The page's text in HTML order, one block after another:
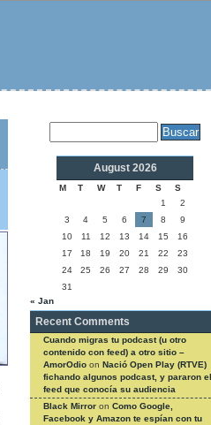
August 2026
M T W T F S
S
1
2
3
4 5 6 7 8
9
10
11 12 13 14 15
16
17
18 19 20 21 22
23
24
25 26 27 28 29
30
31
« Jan
Recent Comments
Cuando migras tu podcast (u otro
contenido con feed) a otro sitio –
AmorOdio on Nació Open Play (RTVE)
fichando algunos podcast, y pararon el
feed que conocía su audiencia
Black Mirror on Como Google,
Facebook y Amazon te espían con tu